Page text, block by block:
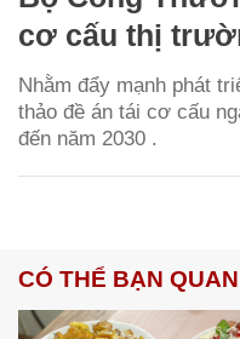
cơ cấu thị
Nhằm đẩy mạnh phát
thảo đề án tái cơ cấu
đến năm 2030 .
CÓ THỂ BẠN